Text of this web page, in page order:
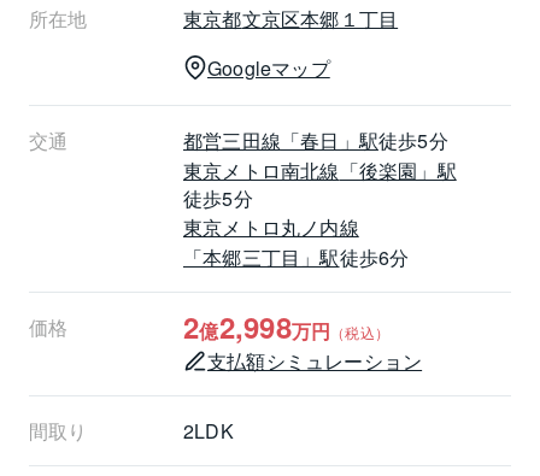
東京大学をはじめとする教育・文化施設が集積する本
郷エリアは、歴史と知性が薫る文教の街。
春日・後楽園・本郷三丁目駅など複数路線が利用可能
で、都心主要エリアへのアクセスも良好です。
落ち着いた街並みの中に、飲食店やスーパー、医療施
都心利便と穏やかな住環境、そして上質な住空間を兼
ね備えた一邸です。
所在地 東京都文京区本郷１丁目
Googleマップ
交通 都営三田線 「春日」駅徒歩5分
東京メトロ南北線 「後楽園」駅
徒歩5分
東京メトロ丸ノ内線
「本郷三丁目」駅徒歩6分
価格 2億2,998万円 （税込）
支払額シミュレーション
間取り 2LDK